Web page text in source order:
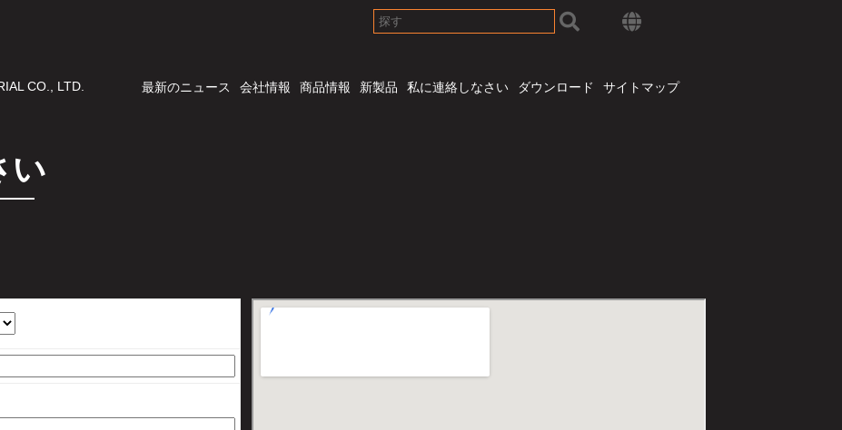
CO., LTD. 最新のニュース 会社情報 商品情報 新製品 私に連絡しなさい ダウンロード サイトマップ
い